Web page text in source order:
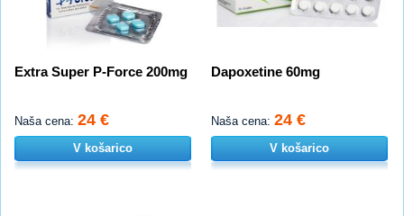
Extra Super P-Force 200mg
Naša cena: 24 €
V košarico
Dapoxetine 60mg
Naša cena: 24 €
V košarico